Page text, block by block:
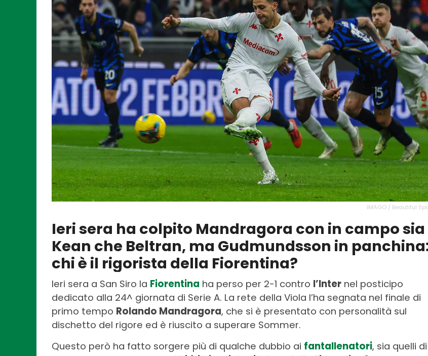
IMAGO / Beautiful
Ieri sera ha colpito Mandragora con in campo sia
Kean che Beltran, ma Gudmundsson in
chi è il rigorista della Fiorentina?
Ieri sera a San Siro la Fiorentina ha perso per 2-1 contro l’Inter nel posticipo
dedicato alla 24^ giornata di Serie A. La rete della Viola l’ha segnata nel finale di
primo tempo Rolando Mandragora, che si è presentato con personalità sul
dischetto del rigore ed è riuscito a superare Sommer.
Questo però ha fatto sorgere più di qualche dubbio ai fantallenatori, sia quelli di